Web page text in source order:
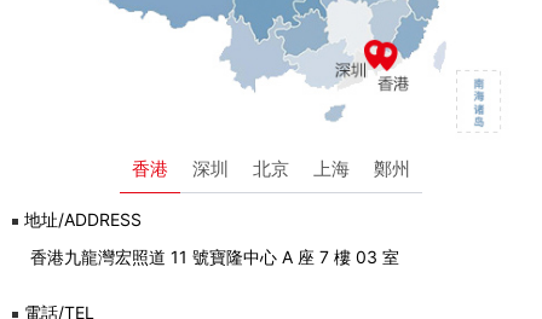
香港 深圳 北京 上海 鄭州
地址/ADDRESS
香港九龍灣宏照道 11 號寶隆中心 A 座 7 樓 03 室
電話/TEL